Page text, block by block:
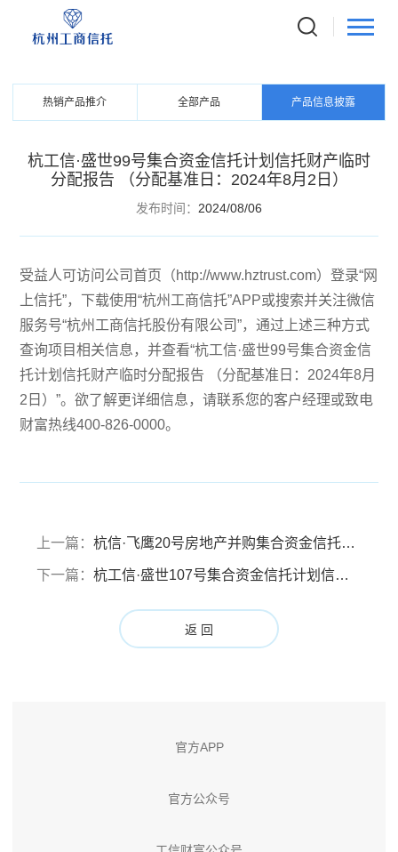
信托产品
热销产品推介 全部产品 产品信息披露
杭工信·盛世99号集合资金信托计划信托财产临时
分配报告 （分配基准日：2024年8月2日）
发布时间： 2024/08/06
受益人可访问公司首页（http://www.hztrust.com）登录“网
上信托”，下载使用“杭州工商信托”APP或搜索并关注微信
服务号“杭州工商信托股份有限公司”，通过上述三种方式
查询项目相关信息，并查看“杭工信·盛世99号集合资金信
托计划信托财产临时分配报告 （分配基准日：2024年8月
2日）”。欲了解更详细信息，请联系您的客户经理或致电
财富热线400-826-0000。
上一篇： 杭信·飞鹰20号房地产并购集合资金信托计划临时信息披露报告
下一篇： 杭工信·盛世107号集合资金信托计划信息披露报告（报告期：2024年4月27日至2024年7月26日）
返 回
官方APP
官方公众号